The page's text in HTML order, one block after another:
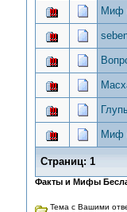
Миф
Миф
Страниц: 1
Факты и Мифы
Тема с Вашими